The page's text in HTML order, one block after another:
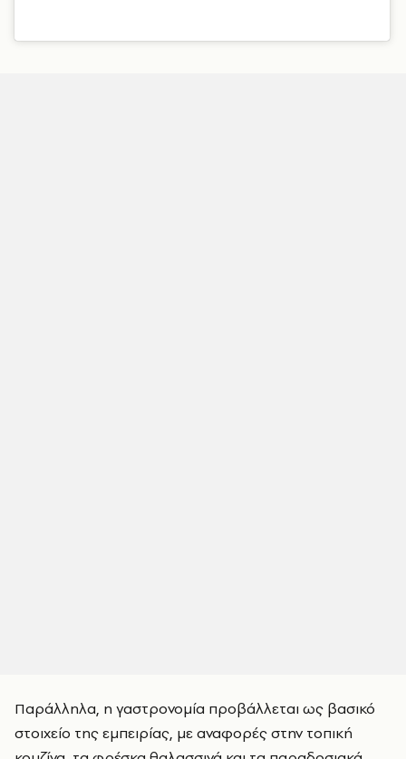
Παράλληλα, η γαστρονομία προβάλλεται ως βασικό
στοιχείο της εμπειρίας, με αναφορές στην τοπική